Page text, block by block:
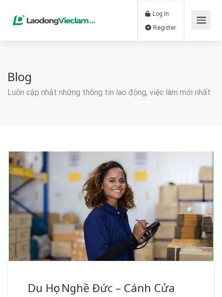
Log In
Blog
Luôn cập nhật những thông tin lao động, việc làm mới nhất
Du Học Nghề Đức – Cánh Cửa